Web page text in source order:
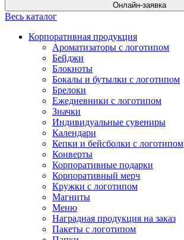
Онлайн-заявка
Весь каталог
Корпоративная продукция
Ароматизаторы с логотипом
Бейджи
Блокноты
Бокалы и бутылки с логотипом
Брелоки
Ежедневники с логотипом
Значки
Индивидуальные сувениры
Календари
Кепки и бейсболки с логотипом
Конверты
Корпоративные подарки
Корпоративный мерч
Кружки с логотипом
Магниты
Меню
Наградная продукция на заказ
Пакеты с логотипом